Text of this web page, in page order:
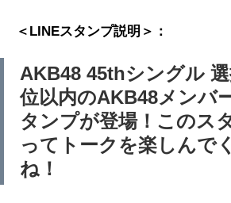
＜LINEスタンプ説明＞：
AKB48 45thシングル
位以内のAKB48メンバ
タンプが登場！このス
ってトークを楽しんで
ね！